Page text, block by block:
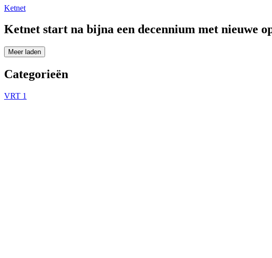
Ketnet
Ketnet start na bijna een decennium met nieuwe
Meer laden
Categorieën
VRT 1